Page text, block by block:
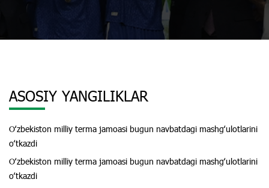
ASOSIY YANGILIKLAR
Oʻzbekiston milliy terma jamoasi bugun navbatdagi mashgʻulotlarini
oʻtkazdi
Oʻzbekiston milliy terma jamoasi bugun navbatdagi mashgʻulotlarini
oʻtkazdi